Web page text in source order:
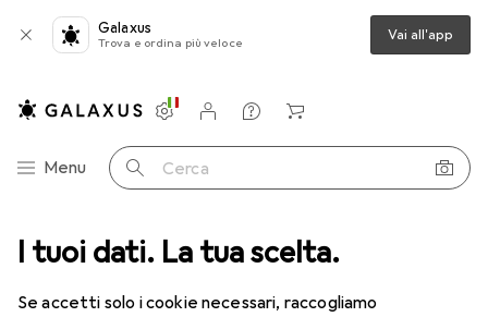
I tuoi dati. La tua scelta.
Se accetti solo i cookie necessari, raccogliamo
Galaxus
Trova e ordina più veloce Vai all'app
Categoria Navigazione
Menu Cerca
Impostazioni
Conto cliente
Liste di confronto
Liste dei desideri
Carrello
Lenti a contatto Air Optix HydraGlyde per l'astigmatismo 6